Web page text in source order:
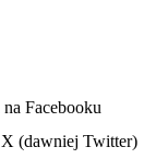
Facebooku
X (dawniej Twitter)